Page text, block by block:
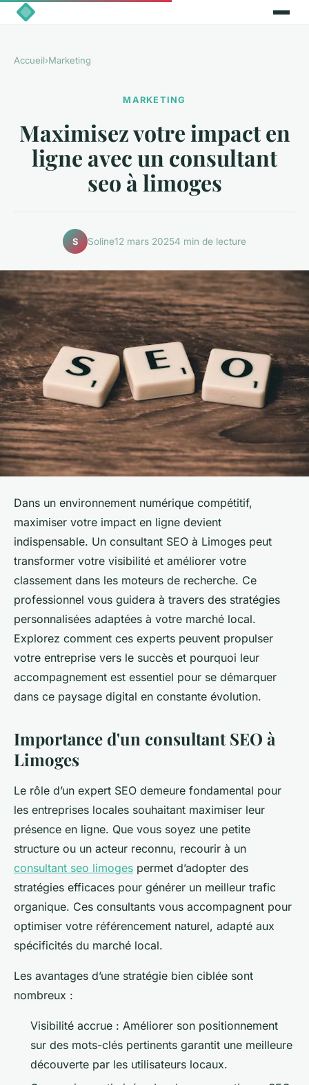
Accueil›Marketing
MARKETING
Maximisez votre impact en
ligne avec un consultant
seo à limoges
S Soline12 mars 20254 min de lecture
Dans un environnement numérique compétitif,
maximiser votre impact en ligne devient
indispensable. Un consultant SEO à Limoges peut
transformer votre visibilité et améliorer votre
classement dans les moteurs de recherche. Ce
professionnel vous guidera à travers des stratégies
personnalisées adaptées à votre marché local.
Explorez comment ces experts peuvent propulser
votre entreprise vers le succès et pourquoi leur
accompagnement est essentiel pour se démarquer
dans ce paysage digital en constante évolution.
Importance d'un consultant SEO à
Limoges
Le rôle d’un expert SEO demeure fondamental pour
les entreprises locales souhaitant maximiser leur
présence en ligne. Que vous soyez une petite
structure ou un acteur reconnu, recourir à un
consultant seo limoges permet d’adopter des
stratégies efficaces pour générer un meilleur trafic
organique. Ces consultants vous accompagnent pour
optimiser votre référencement naturel, adapté aux
spécificités du marché local.
Les avantages d’une stratégie bien ciblée sont
nombreux :
Visibilité accrue : Améliorer son positionnement
sur des mots-clés pertinents garantit une meilleure
découverte par les utilisateurs locaux.